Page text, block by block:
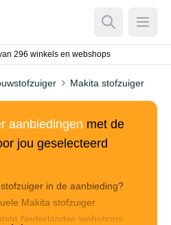
Open Open
en webshops
Makita stofzuiger
aanbiedingen met de
jou geselecteerd
in de aanbieding?
Makita stofzuiger
Nederlandse webshops